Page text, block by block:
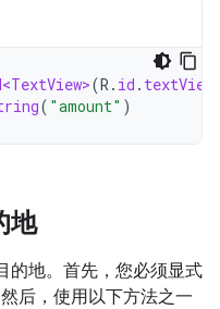
(R . id .
( "amount" )
地
的地。首先，您必须显式
后，使用以下方法之一